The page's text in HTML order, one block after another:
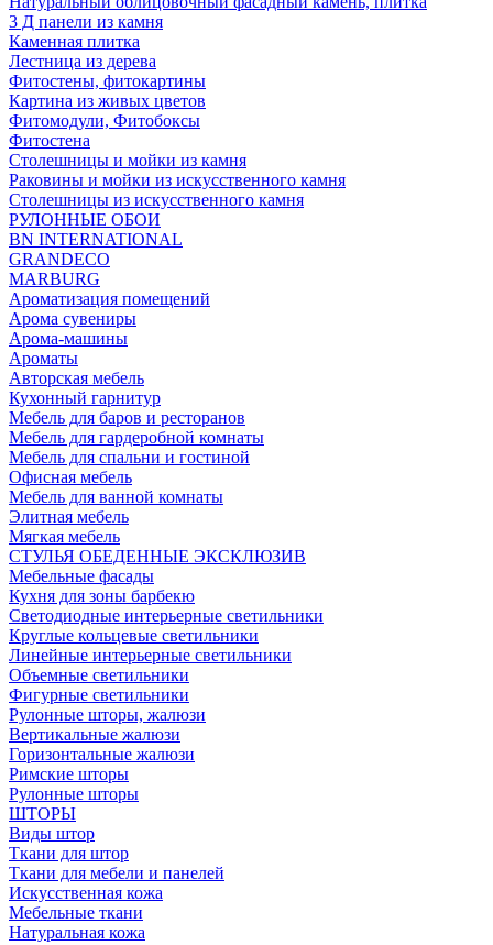
3 Д панели из камня
Каменная плитка
Лестница из дерева
Фитостены, фитокартины
Картина из живых цветов
Фитомодули, Фитобоксы
Фитостена
Столешницы и мойки из камня
Раковины и мойки из искусственного камня
Столешницы из искусственного камня
РУЛОННЫЕ ОБОИ
BN INTERNATIONAL
GRANDECO
MARBURG
Ароматизация помещений
Арома сувениры
Арома-машины
Ароматы
Авторская мебель
Кухонный гарнитур
Мебель для баров и ресторанов
Мебель для гардеробной комнаты
Мебель для спальни и гостиной
Офисная мебель
Мебель для ванной комнаты
Элитная мебель
Мягкая мебель
СТУЛЬЯ ОБЕДЕННЫЕ ЭКСКЛЮЗИВ
Мебельные фасады
Кухня для зоны барбекю
Светодиодные интерьерные светильники
Круглые кольцевые светильники
Линейные интерьерные светильники
Объемные светильники
Фигурные светильники
Рулонные шторы, жалюзи
Вертикальные жалюзи
Горизонтальные жалюзи
Римские шторы
Рулонные шторы
ШТОРЫ
Виды штор
Ткани для штор
Ткани для мебели и панелей
Искусственная кожа
Мебельные ткани
Натуральная кожа